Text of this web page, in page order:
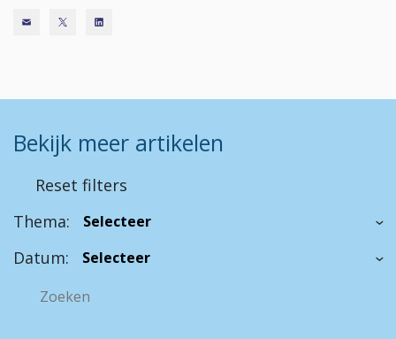
Bekijk meer artikelen
Reset filters
Thema:
Datum: